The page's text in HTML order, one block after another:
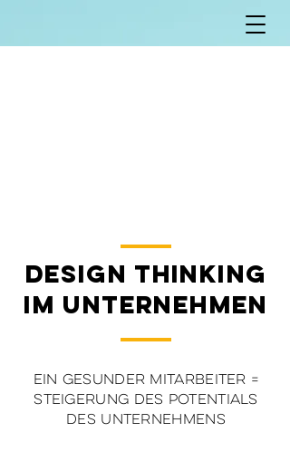
DESIGN THINKING
IM UNTERNEHMEN
Ein gesunder mitarbeiter =
Steigerung des Potentials
des Unternehmens